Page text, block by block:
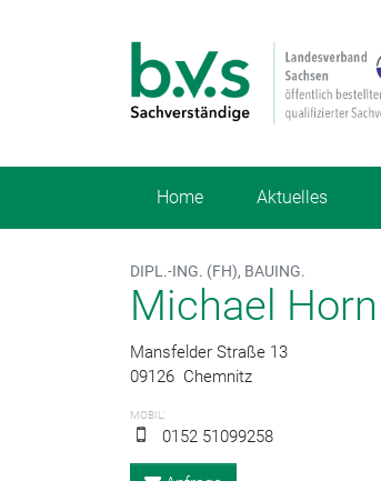
Home Aktuelles
DIPL.-ING. (FH), BAUING.
Michael Horn
Mansfelder Straße 13
09126 Chemnitz
MOBIL:
0152 51099258